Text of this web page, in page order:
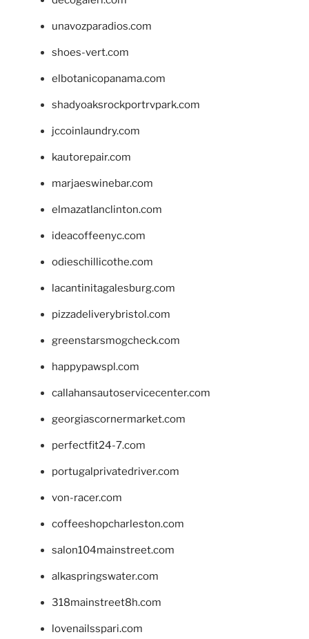
unavozparadios.com
shoes-vert.com
elbotanicopanama.com
shadyoaksrockportrvpark.com
jccoinlaundry.com
kautorepair.com
marjaeswinebar.com
elmazatlanclinton.com
ideacoffeenyc.com
odieschillicothe.com
lacantinitagalesburg.com
pizzadeliverybristol.com
greenstarsmogcheck.com
happypawspl.com
callahansautoservicecenter.com
georgiascornermarket.com
perfectfit24-7.com
portugalprivatedriver.com
von-racer.com
coffeeshopcharleston.com
salon104mainstreet.com
alkaspringswater.com
318mainstreet8h.com
lovenailsspari.com